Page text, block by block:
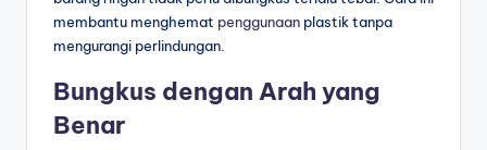
membantu menghemat penggunaan plastik tanpa
mengurangi perlindungan.
Bungkus dengan Arah yang
Benar